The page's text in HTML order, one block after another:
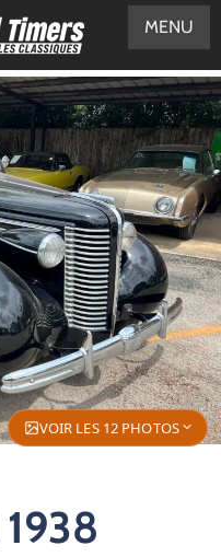
VOIR LES 12 PHOTOS
MENU